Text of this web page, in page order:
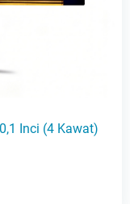
Inci (4 Kawat)